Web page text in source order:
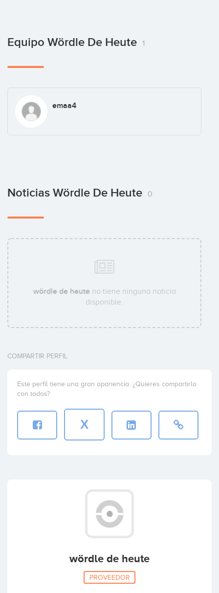
Equipo Wördle De Heute 1
emaa4
Noticias Wördle De Heute 0
wördle de heuteno tiene ninguna noticia
disponible.
COMPARTIR PERFIL
Este perfil tiene una gran apariencia. ¿Quieres compartirlo
con todos?
X
wördle de heute
PROVEEDOR